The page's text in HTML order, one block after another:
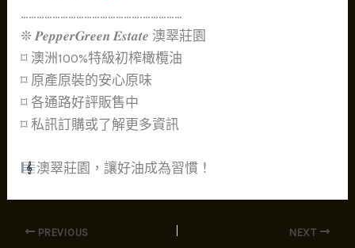
……………………………………….……………
❊ 𝑷𝒆𝒑𝒑𝒆𝒓𝑮𝒓𝒆𝒆𝒏 𝑬𝒔𝒕𝒂𝒕𝒆 澳翠莊園
⌑ 澳洲100%特級初榨橄欖油
⌑ 原產原裝的安心原味
⌑ 各通路好評販售中
⌑ 私訊訂購或了解更多資訊
澳翠莊園，讓好油成為習慣！
PREVIOUS NEXT